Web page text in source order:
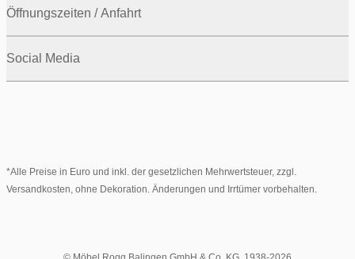
Öffnungszeiten / Anfahrt
Social Media
*Alle Preise in Euro und inkl. der gesetzlichen Mehrwertsteuer, zzgl.
Versandkosten, ohne Dekoration. Änderungen und Irrtümer vorbehalten.